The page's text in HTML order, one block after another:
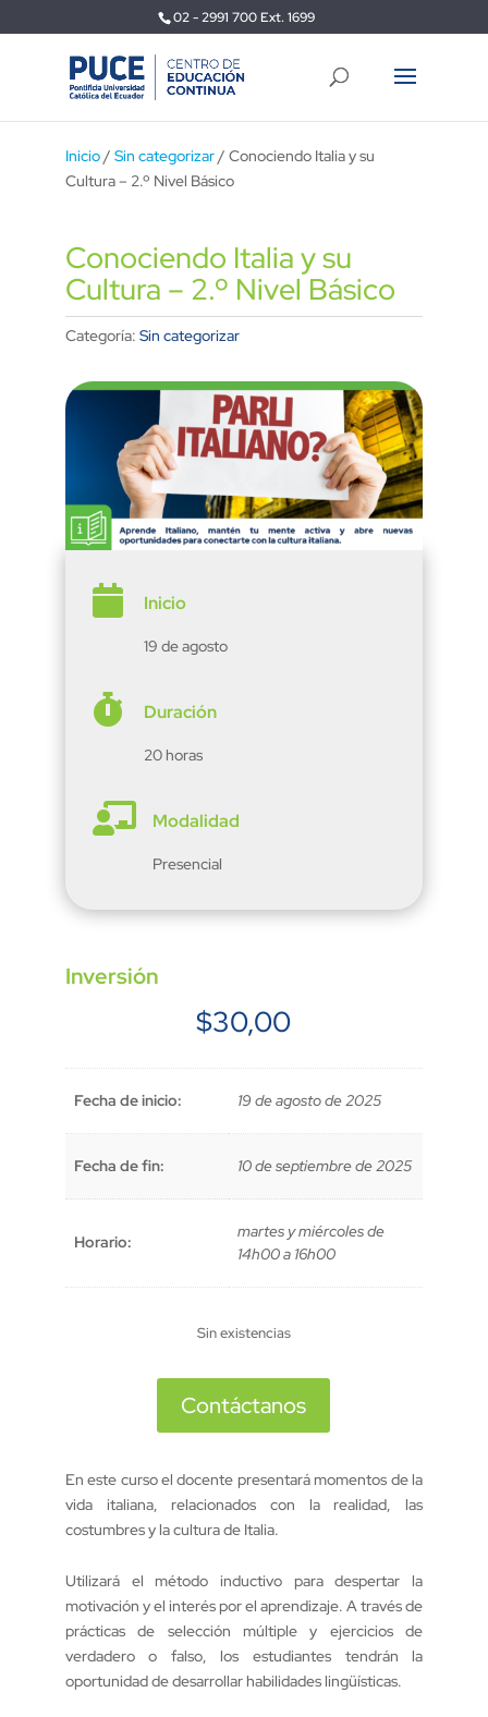
02 - 2991 700 Ext. 1699
Inicio/ Sin categorizar/ Conociendo Italia y su
Cultura – 2.º Nivel Básico
Conociendo Italia y su
Cultura – 2.º Nivel Básico
Categoría: Sin categorizar
 Inicio
19 de agosto
 Duración
20 horas
 Modalidad
Presencial
Inversión
$30,00
Fecha de inicio: 19 de agosto de 2025
Fecha de fin: 10 de septiembre de 2025
Horario:
martes y miércoles de
14h00 a 16h00
Sin existencias
Contáctanos
En este curso el docente presentará momentos de la
vida italiana, relacionados con la realidad, las
costumbres y la cultura de Italia.
Utilizará el método inductivo para despertar la
motivación y el interés por el aprendizaje. A través de
prácticas de selección múltiple y ejercicios de
verdadero o falso, los estudiantes tendrán la
oportunidad de desarrollar habilidades lingüísticas.